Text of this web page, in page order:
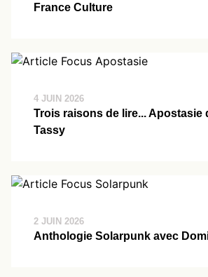
France Culture
4 JUIN 2026
Trois raisons de lire... Apostasie
Tassy
2 JUIN 2026
Anthologie Solarpunk avec